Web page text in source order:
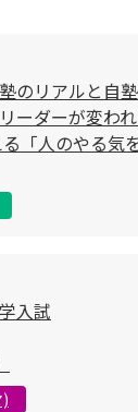
のリアルと自
ーダーが変わ
「人のやる気
入試